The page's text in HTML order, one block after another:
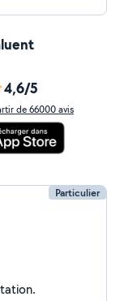
4,6/5
de 66000 avis
Particulier
ma présentation.